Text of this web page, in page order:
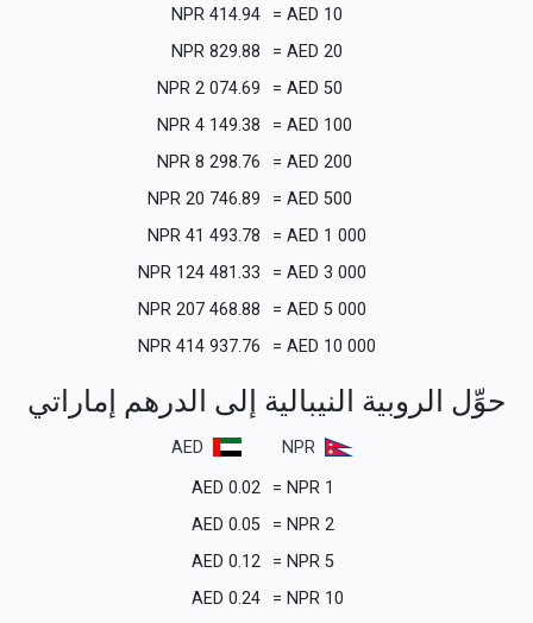
10
AED
=
414.94
NPR
20
AED
=
829.88
NPR
50
AED
=
2 074.69
NPR
100
AED
=
4 149.38
NPR
200
AED
=
8 298.76
NPR
500
AED
=
20 746.89
NPR
1 000
AED
=
41 493.78
NPR
3 000
AED
=
124 481.33
NPR
5 000
AED
=
207 468.88
NPR
10 000
AED
=
414 937.76
NPR
حوِّل الروبية النيبالية إلى الدرهم إماراتي
NPR
AED
1
NPR
=
0.02
AED
2
NPR
=
0.05
AED
5
NPR
=
0.12
AED
10
NPR
=
0.24
AED